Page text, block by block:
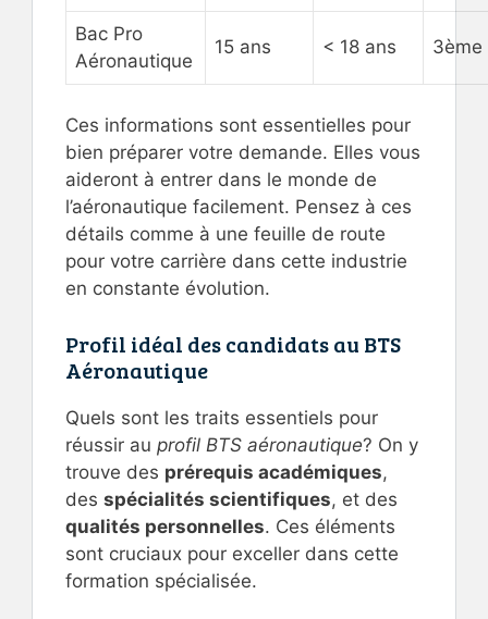
Bac Pro
Aéronautique
15 ans < 18 ans 3ème
Ces informations sont essentielles pour
bien préparer votre demande. Elles vous
aideront à entrer dans le monde de
l’aéronautique facilement. Pensez à ces
détails comme à une feuille de route
pour votre carrière dans cette industrie
en constante évolution.
Profil idéal des candidats au BTS
Aéronautique
Quels sont les traits essentiels pour
réussir au profil BTS aéronautique? On y
trouve des prérequis académiques,
des spécialités scientifiques, et des
qualités personnelles. Ces éléments
sont cruciaux pour exceller dans cette
formation spécialisée.